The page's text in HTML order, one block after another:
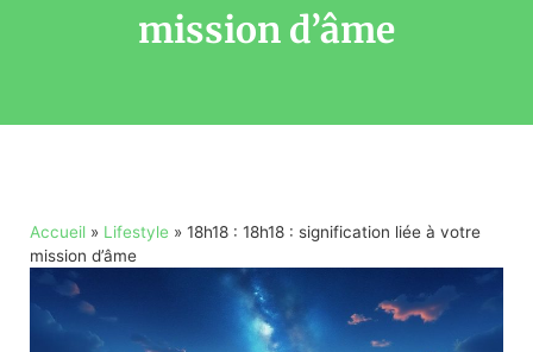
mission d’âme
Accueil » Lifestyle » 18h18 : 18h18 : signification liée à votre
mission d’âme